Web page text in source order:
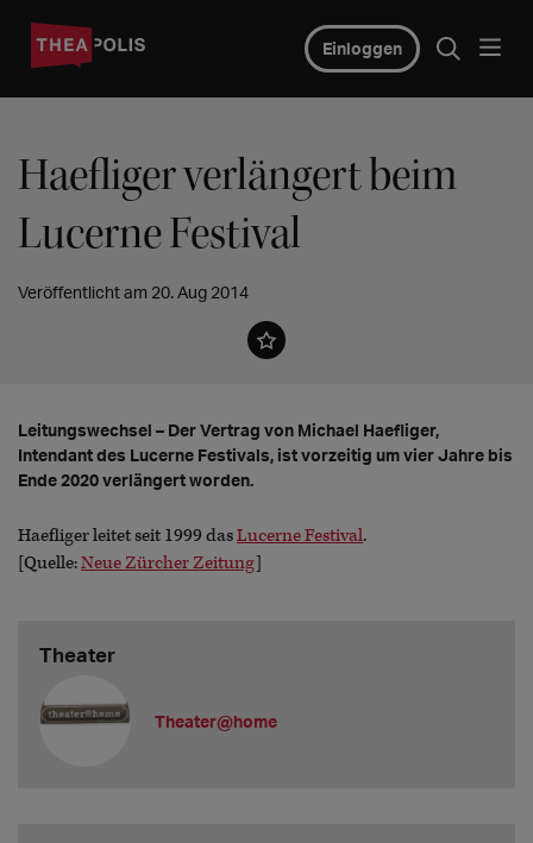
Einloggen
Haefliger verlängert beim
Lucerne Festival
Veröffentlicht am 20. Aug 2014
Leitungswechsel – Der Vertrag von Michael Haefliger,
Intendant des Lucerne Festivals, ist vorzeitig um vier Jahre bis
Ende 2020 verlängert worden.
Haefliger leitet seit 1999 dasLucerne Festival.
[Quelle:Neue Zürcher Zeitung]
Theater
Theater@home